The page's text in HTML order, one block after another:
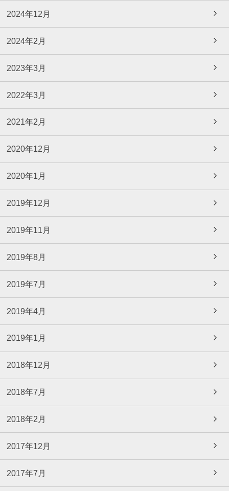
2024年12月
2024年2月
2023年3月
2022年3月
2021年2月
2020年12月
2020年1月
2019年12月
2019年11月
2019年8月
2019年7月
2019年4月
2019年1月
2018年12月
2018年7月
2018年2月
2017年12月
2017年7月